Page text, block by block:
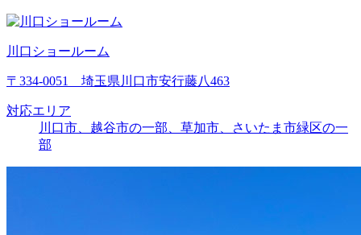
川口ショールーム
〒334-0051 埼玉県川口市安行藤八463
対応エリア
川口市、越谷市の一部、草加市、さいたま市緑区の一
部